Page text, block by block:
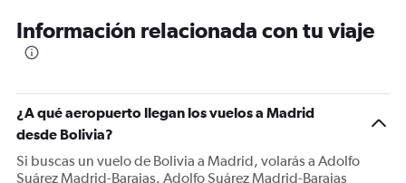
Información relacionada con tu viaje
¿A qué aeropuerto llegan los vuelos a Madrid
desde Bolivia?
Si buscas un vuelo de Bolivia a Madrid, volarás a Adolfo
Suárez Madrid-Barajas. Adolfo Suárez Madrid-Barajas